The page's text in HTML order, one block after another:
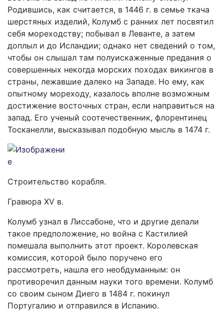
Родившись, как считается, в 1446 г. в семье ткача
шерстяных изделий, Колумб с ранних лет посвятил
себя мореходству; побывал в Леванте, а затем
доплыл и до Исландии; однако нет сведений о том,
чтобы он слышал там полуискаженные предания о
совершенных некогда морских походах викингов в
страны, лежавшие далеко на Западе. Но ему, как
опытному мореходу, казалось вполне возможным
достижение восточных стран, если направиться на
запад. Его ученый соотечественник, флорентинец
Тосканелли, высказывал подобную мысль в 1474 г.
Строительство корабля.
Гравюра XV в.
Колумб узнал в Лиссабоне, что и другие делали
такое предположение, но война с Кастилией
помешала выполнить этот проект. Королевская
комиссия, которой было поручено его
рассмотреть, нашла его необдуманным: он
противоречил данным науки того времени. Колумб
со своим сыном Диего в 1484 г. покинул
Португалию и отправился в Испанию.